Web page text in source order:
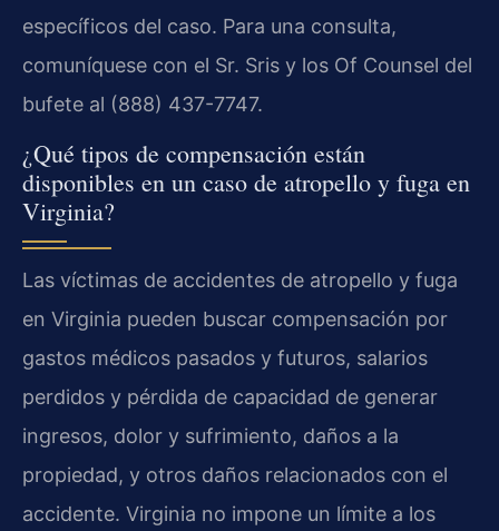
específicos del caso. Para una consulta,
comuníquese con el Sr. Sris y los Of Counsel del
bufete al (888) 437-7747.
¿Qué tipos de compensación están
disponibles en un caso de atropello y fuga en
Virginia?
Las víctimas de accidentes de atropello y fuga
en Virginia pueden buscar compensación por
gastos médicos pasados y futuros, salarios
perdidos y pérdida de capacidad de generar
ingresos, dolor y sufrimiento, daños a la
propiedad, y otros daños relacionados con el
accidente. Virginia no impone un límite a los